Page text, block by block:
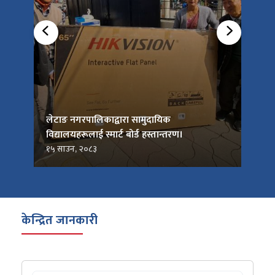
लेटाङ नगरपालिकाद्वारा सामुदायिक
विद्यालयहरूलाई स्मार्ट बोर्ड हस्तान्तरण।
१५ साउन, २०८३
केन्द्रित जानकारी